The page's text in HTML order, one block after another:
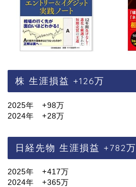
株 生涯損益 +126万
2025年 +98万
2024年 +28万
日経先物 生涯損益 +782万
2025年 +417万
2024年 +365万